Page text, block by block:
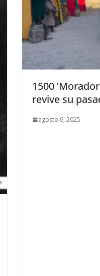
1500
revive su
agosto 6, 2025